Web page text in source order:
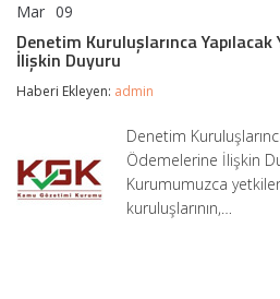
Mar 09
Yapılacak
Yıllık
Harç
Duyuru
için
Denetim Kuruluşlarınca Yapılacak
İlişkin Duyuru
Haberi Ekleyen: admin
Denetim
Ödemelerine İlişkin
Kurumumuzca
kuruluşlarının,…